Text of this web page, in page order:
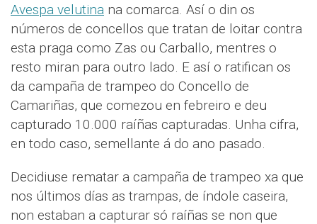
Avespa velutina na comarca. Así o din os
números de concellos que tratan de loitar contra
esta praga como Zas ou Carballo, mentres o
resto miran para outro lado. E así o ratifican os
da campaña de trampeo do Concello de
Camariñas, que comezou en febreiro e deu
capturado 10.000 raíñas capturadas. Unha cifra,
en todo caso, semellante á do ano pasado.
Decidiuse rematar a campaña de trampeo xa que
nos últimos días as trampas, de índole caseira,
non estaban a capturar só raíñas se non que